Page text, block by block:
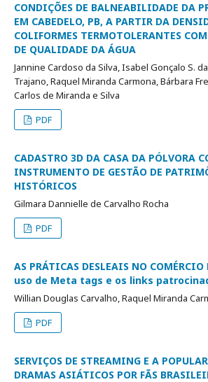
CONDIÇÕES DE BALNEABILIDADE DA
EM CABEDELO, PB, A PARTIR DA
COLIFORMES TERMOTOLERANTES
DE QUALIDADE DA ÁGUA
Jannine Cardoso da Silva, Isabel Gonçalo S.
Trajano, Raquel Miranda Carmona, Bárbara
Carlos de Miranda e Silva
PDF
CADASTRO 3D DA CASA DA PÓLVORA
INSTRUMENTO DE GESTÃO DE
HISTÓRICOS
Gilmara Dannielle de Carvalho Rocha
PDF
AS PRÁTICAS DESLEAIS NO
uso de Meta tags e os links
Willian Douglas Carvalho, Raquel Miranda
PDF
SERVIÇOS DE STREAMING E A
DRAMAS ASIÁTICOS POR FÃS